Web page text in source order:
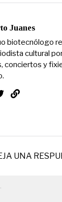
Juanes
biotecnólogo
cultural
conciertos y
UNA